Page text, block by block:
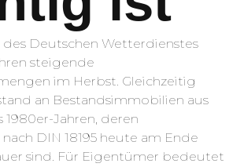
Deutschen Wetterdienstes
steigende
im Herbst. Gleichzeitig
an Bestandsimmobilien aus
1980er-Jahren, deren
DIN 18195 heute am Ende
sind. Für Eigentümer bedeutet